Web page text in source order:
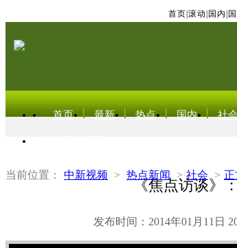
首页 滚动 国内
首页 最新 热点 国内 社
当前位置： 中新视频 > 热点新闻 > 社会 > 正
《焦点访谈》
发布时间：2014年01月11日